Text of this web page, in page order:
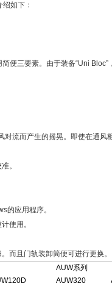
绍如下：
便三要素。由于装备“Uni
流而产生的摇晃。即使在通风
。
的应用程序。
使用。
而且门轨装卸简便可进行更换。
AUW系列
AUW320